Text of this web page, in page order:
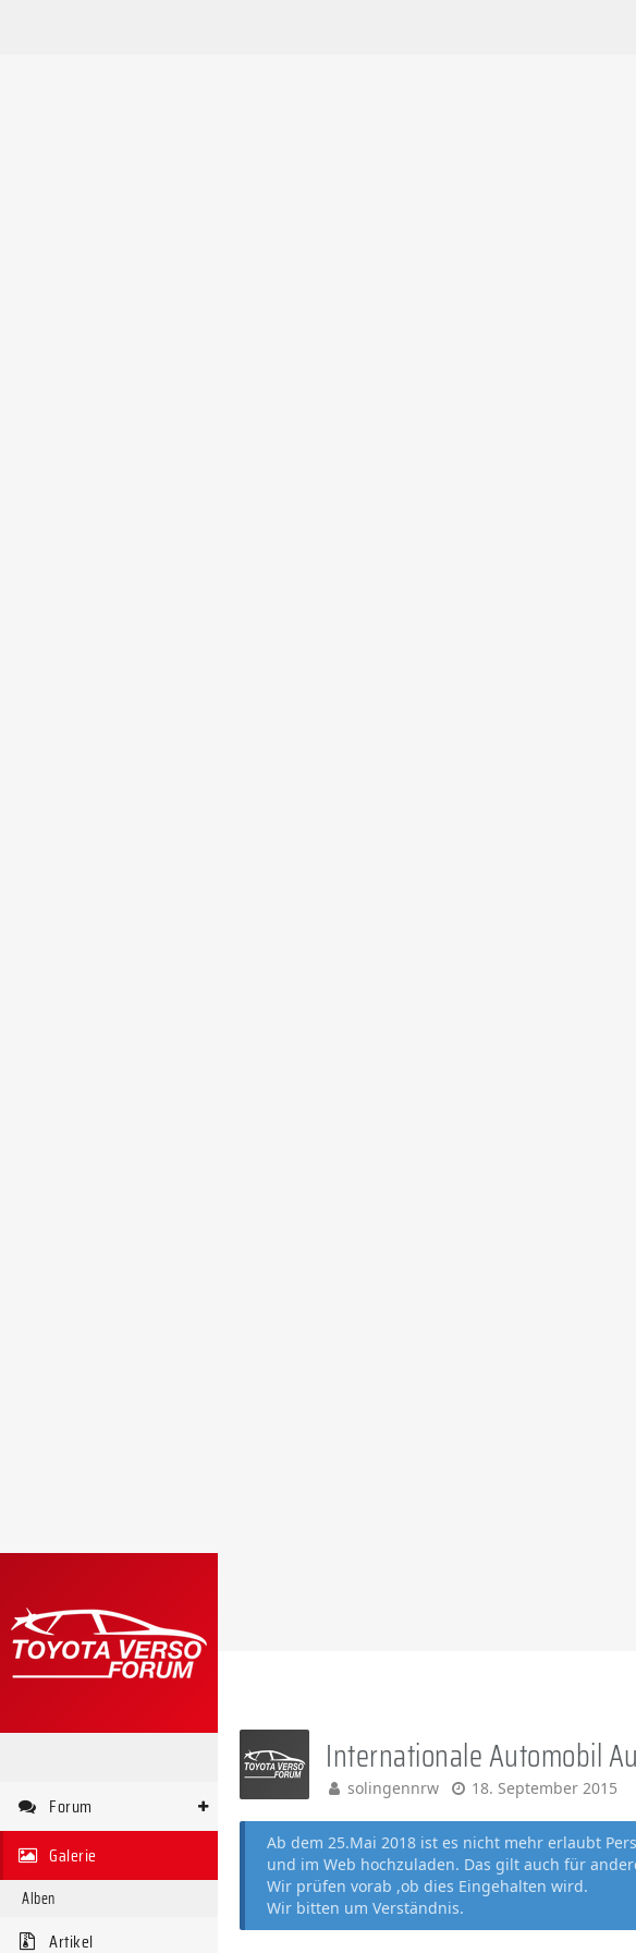
Forum
Galerie
Alben
Artikel
Internationale Automobil
solingennrw 18. September 2015
Ab dem 25.Mai 2018 ist es nicht mehr erlaubt
und im Web hochzuladen. Das gilt auch für
Wir prüfen vorab ,ob dies Eingehalten wird.
Wir bitten um Verständnis.